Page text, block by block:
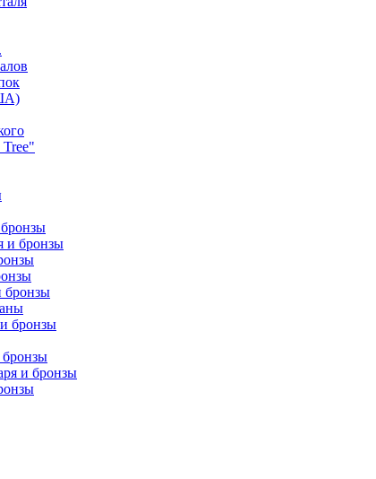
и бронзы
бронзы
бронзы
бронзы
и бронзы